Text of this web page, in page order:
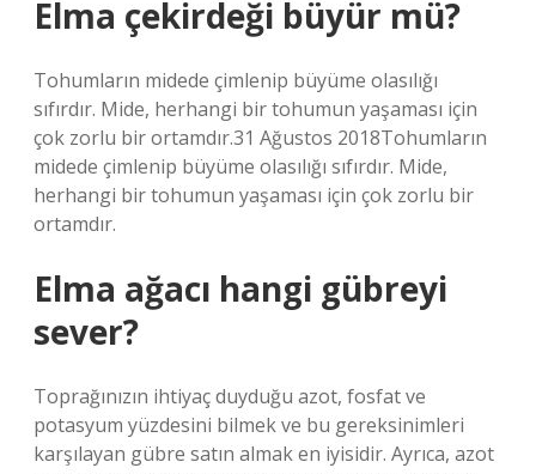
Elma çekirdeği büyür mü?
Tohumların midede çimlenip büyüme olasılığı
sıfırdır. Mide, herhangi bir tohumun yaşaması için
çok zorlu bir ortamdır.31 Ağustos 2018Tohumların
midede çimlenip büyüme olasılığı sıfırdır. Mide,
herhangi bir tohumun yaşaması için çok zorlu bir
ortamdır.
Elma ağacı hangi gübreyi
sever?
Toprağınızın ihtiyaç duyduğu azot, fosfat ve
potasyum yüzdesini bilmek ve bu gereksinimleri
karşılayan gübre satın almak en iyisidir. Ayrıca, azot